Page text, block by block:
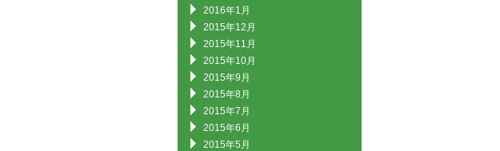
2016年1月
2015年12月
2015年11月
2015年10月
2015年9月
2015年8月
2015年7月
2015年6月
2015年5月